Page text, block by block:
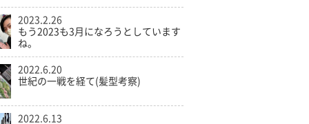
2023.2.26
もう2023も3月になろうとしています
ね。
2022.6.20
世紀の一戦を経て(髪型考察)
2022.6.13